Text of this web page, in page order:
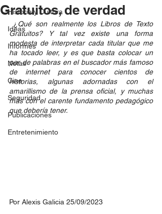
Historia y Cultura
Ideas
Informes
Notas
Cine
Seguridad
Publicaciones
Entretenimiento
Gratuitos, de verdad
¿ Qué son realmente los Libros de Texto
Gratuitos? Y tal vez existe una forma
modesta de interpretar cada titular que me
ha tocado leer, y es que basta colocar un
par de palabras en el buscador más famoso
de internet para conocer cientos de
historias, algunas adornadas con el
amarillismo de la prensa oficial, y muchas
más con el carente fundamento pedagógico
que debería tener.
Por Alexis Galicia 25/09/2023